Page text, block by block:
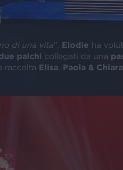
di una vita”, Elodie ha
palchi collegati da una
raccolta Elisa Paola & Chiara